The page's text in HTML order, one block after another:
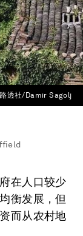
路透社/Damir Sagolj
在人口较少
衡发展，但
而从农村地